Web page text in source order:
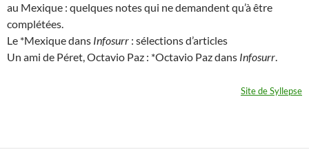
au Mexique : quelques notes qui ne demandent qu’à être
complétées.
Le *Mexique dans Infosurr : sélections d’articles
Un ami de Péret, Octavio Paz : *Octavio Paz dans Infosurr.
Site de Syllepse